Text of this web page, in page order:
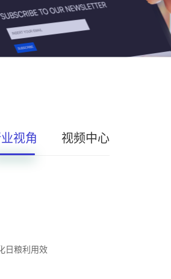
视角 视频中心
日粮利用效